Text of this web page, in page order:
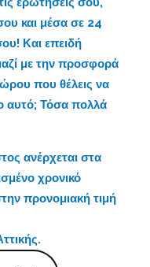
και μέσα σε 24
Και επειδή
με την προσφορά
που θέλεις να
αυτό; Τόσα πολλά
ανέρχεται στα
χρονικό
προνομιακή τιμή